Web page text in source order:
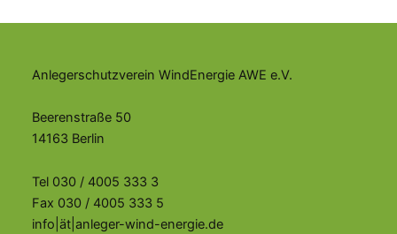
Anlegerschutzverein WindEnergie AWE e.V.
Beerenstraße 50
14163 Berlin
Tel 030 / 4005 333 3
Fax 030 / 4005 333 5
info|ät|anleger-wind-energie.de